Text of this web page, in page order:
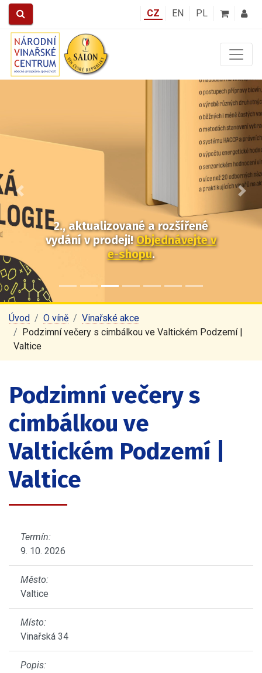
CZ EN PL
2., aktualizované a rozšířené
vydání v prodeji!Objednávejte v
e-shopu.
Předchozí Další
Úvod O víně
Vinařské akce
Podzimní večery s cimbálkou ve Valtickém Podzemí |
Valtice
Podzimní večery s
cimbálkou ve
Valtickém Podzemí |
Valtice
Termín:
9. 10. 2026
Město:
Valtice
Místo:
Vinařská 34
Popis: